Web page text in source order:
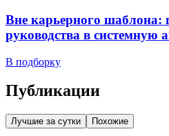
Вне карьерного шаблона:
руководства в системную
В подборку
Публикации
Лучшие за сутки Похожие